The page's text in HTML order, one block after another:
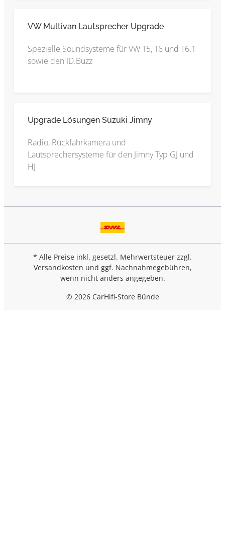
VW Multivan Lautsprecher Upgrade
Spezielle Soundsysteme für VW T5, T6 und T6.1
sowie den ID.Buzz
Upgrade Lösungen Suzuki Jimny
Radio, Rückfahrkamera und
Lautsprechersysteme für den Jimny Typ GJ und
HJ
* Alle Preise inkl. gesetzl. Mehrwertsteuer zzgl.
Versandkosten und ggf. Nachnahmegebühren,
wenn nicht anders angegeben.
© 2026 CarHifi-Store Bünde